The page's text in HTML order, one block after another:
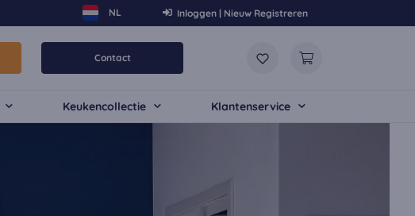
Inloggen | Nieuw Registreren
Contact
Keukencollectie Klantenservice